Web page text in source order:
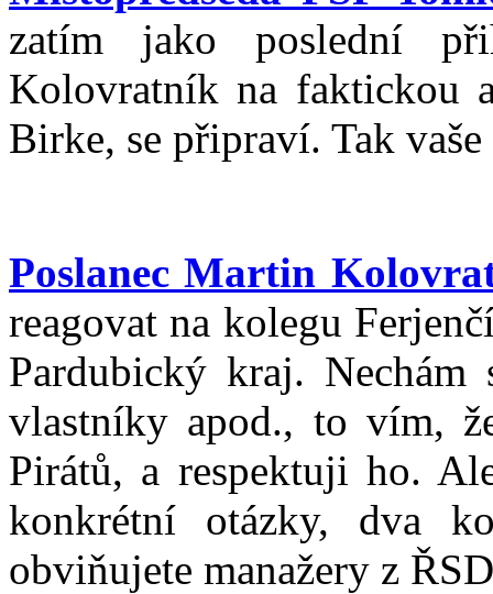
zatím jako poslední
Kolovratník na faktickou
Birke, se připraví. Tak
Poslanec Martin
reagovat na kolegu
Pardubický kraj. Nechám
vlastníky apod., to vím,
Pirátů, a respektuji ho.
konkrétní otázky, dva
obviňujete manažery z